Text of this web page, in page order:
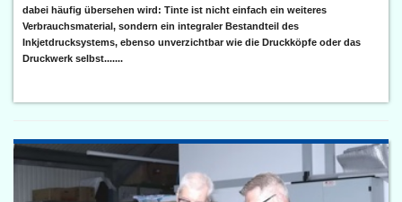
dabei häufig übersehen wird: Tinte ist nicht einfach ein weiteres
Verbrauchsmaterial, sondern ein integraler Bestandteil des
Inkjetdrucksystems, ebenso unverzichtbar wie die Druckköpfe oder das
Druckwerk selbst.......